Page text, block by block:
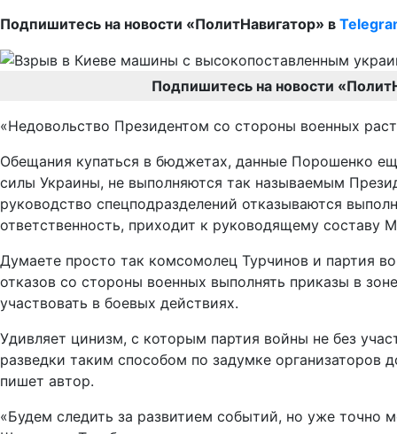
Подпишитесь на новости «ПолитНавигатор» в
Подпишитесь на новости
«Недовольство Президентом со стороны военных
Обещания купаться в бюджетах, данные Порошенко
силы Украины, не выполняются так называемым
руководство спецподразделений отказываются
ответственность, приходит к руководящему составу
Думаете просто так комсомолец Турчинов и партия
отказов со стороны военных выполнять приказы в
участвовать в боевых действиях.
Удивляет цинизм, с которым партия войны не без
разведки таким способом по задумке
пишет автор.
«Будем следить за развитием событий, но уже точно